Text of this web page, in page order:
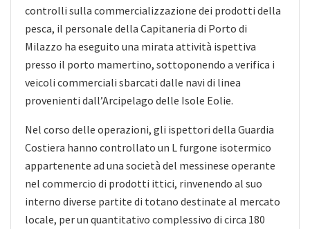
controlli sulla commercializzazione dei prodotti della
pesca, il personale della Capitaneria di Porto di
Milazzo ha eseguito una mirata attività ispettiva
presso il porto mamertino, sottoponendo a verifica i
veicoli commerciali sbarcati dalle navi di linea
provenienti dall’Arcipelago delle Isole Eolie.
Nel corso delle operazioni, gli ispettori della Guardia
Costiera hanno controllato un L furgone isotermico
appartenente ad una società del messinese operante
nel commercio di prodotti ittici, rinvenendo al suo
interno diverse partite di totano destinate al mercato
locale, per un quantitativo complessivo di circa 180